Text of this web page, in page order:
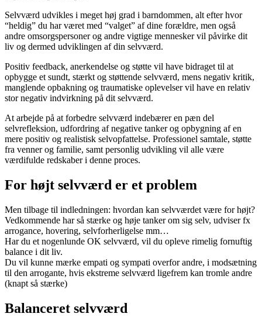
Selvværd udvikles i meget høj grad i barndommen, alt efter hvor
“heldig” du har været med “valget” af dine forældre, men også
andre omsorgspersoner og andre vigtige mennesker vil påvirke dit
liv og dermed udviklingen af din selvværd.
Positiv feedback, anerkendelse og støtte vil have bidraget til at
opbygge et sundt, stærkt og støttende selvværd, mens negativ kritik,
manglende opbakning og traumatiske oplevelser vil have en relativ
stor negativ indvirkning på dit selvværd.
At arbejde på at forbedre selvværd indebærer en pæn del
selvrefleksion, udfordring af negative tanker og opbygning af en
mere positiv og realistisk selvopfattelse. Professionel samtale, støtte
fra venner og familie, samt personlig udvikling vil alle være
værdifulde redskaber i denne proces.
For højt selvværd er et problem
Men tilbage til indledningen: hvordan kan selvværdet være for højt?
Vedkommende har så stærke og høje tanker om sig selv, udviser fx
arrogance, hovering, selvforherligelse mm…
Har du et nogenlunde OK selvværd, vil du opleve rimelig fornuftig
balance i dit liv.
Du vil kunne mærke empati og sympati overfor andre, i modsætning
til den arrogante, hvis ekstreme selvværd ligefrem kan tromle andre
(knapt så stærke)
Balanceret selvværd